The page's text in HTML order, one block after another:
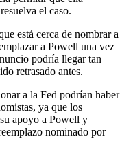
el caso.
está cerca de nombrar a
a Powell una vez
podría llegar tan
retrasado antes.
a la Fed podrían haber
ya que los
apoyo a Powell y
nominado por